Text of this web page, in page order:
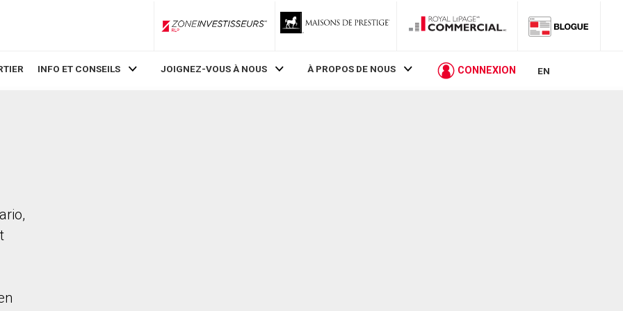
ZoneInvestisseurs RLP
INFO ET CONSEILS JOIGNEZ-VOUS À NOUS À PROPOS DE NOUS CONNEXION EN